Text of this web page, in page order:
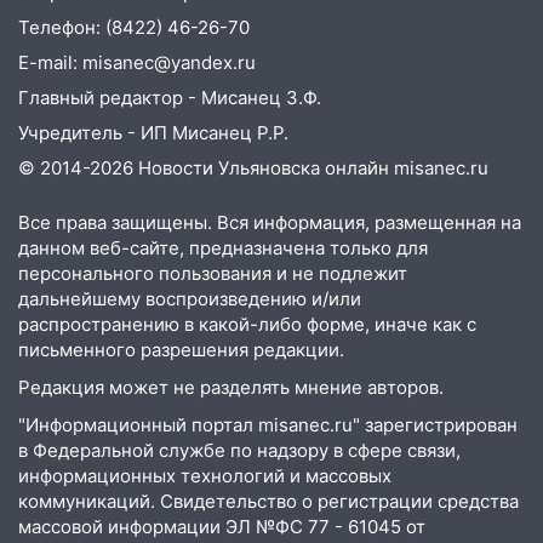
12:37 Переезжал «зебру» на
велосипеде и попал под колеса
12:18 Вспыхнул изнутри: в
Железнодорожном районе горела дача
11:33 В Засвияжье под колёса авто
11:17 В Радищевском районе сгорели
хозяйственные постройки
11:00 В Канадее горел жилой дом
Губернатор Ульяновской области:
уничтожено четыре беспилотника в
регионе
10:00 В Ульяновске дотла сгорел
легковой автомобиль
Телефон: (8422) 46-26-70
E-mail: misanec@yandex.ru
Главный редактор - Мисанец З.Ф.
Учредитель - ИП Мисанец Р.Р.
© 2014-2026 Новости Ульяновска онлайн misanec.ru
Все права защищены. Вся информация, размещенная на
данном веб-сайте, предназначена только для
персонального пользования и не подлежит
дальнейшему воспроизведению и/или
распространению в какой-либо форме, иначе как с
письменного разрешения редакции.
Редакция может не разделять мнение авторов.
"Информационный портал misanec.ru" зарегистрирован
в Федеральной службе по надзору в сфере связи,
информационных технологий и массовых
коммуникаций. Свидетельство о регистрации средства
массовой информации ЭЛ №ФС 77 - 61045 от